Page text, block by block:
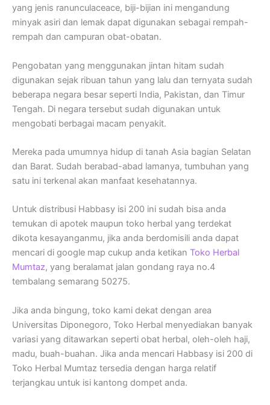
yang jenis ranunculaceace, biji-bijian ini mengandung
minyak asiri dan lemak dapat digunakan sebagai rempah-
rempah dan campuran obat-obatan.
Pengobatan yang menggunakan jintan hitam sudah
digunakan sejak ribuan tahun yang lalu dan ternyata sudah
beberapa negara besar seperti India, Pakistan, dan Timur
Tengah. Di negara tersebut sudah digunakan untuk
mengobati berbagai macam penyakit.
Mereka pada umumnya hidup di tanah Asia bagian Selatan
dan Barat. Sudah berabad-abad lamanya, tumbuhan yang
satu ini terkenal akan manfaat kesehatannya.
Untuk distribusi Habbasy isi 200 ini sudah bisa anda
temukan di apotek maupun toko herbal yang terdekat
dikota kesayanganmu, jika anda berdomisili anda dapat
mencari di google map cukup anda ketikan Toko Herbal
Mumtaz, yang beralamat jalan gondang raya no.4
tembalang semarang 50275.
Jika anda bingung, toko kami dekat dengan area
Universitas Diponegoro, Toko Herbal menyediakan banyak
variasi yang ditawarkan seperti obat herbal, oleh-oleh haji,
madu, buah-buahan. Jika anda mencari Habbasy isi 200 di
Toko Herbal Mumtaz tersedia dengan harga relatif
terjangkau untuk isi kantong dompet anda.